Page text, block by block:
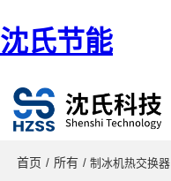
沈氏节能
首页 / 所有 / 制冰机热交换器